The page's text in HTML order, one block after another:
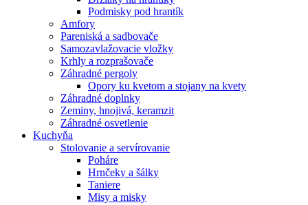
Podmisky pod hrantík
Amfory
Pareniská a sadbovače
Samozavlažovacie vložky
Krhly a rozprašovače
Záhradné pergoly
Opory ku kvetom a stojany na kvety
Záhradné doplnky
Zeminy, hnojivá, keramzit
Záhradné osvetlenie
Kuchyňa
Stolovanie a servírovanie
Poháre
Hrnčeky a šálky
Taniere
Misy a misky